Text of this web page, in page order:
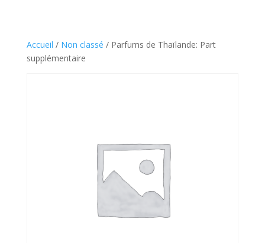
Accueil / Non classé / Parfums de Thaïlande: Part
supplémentaire